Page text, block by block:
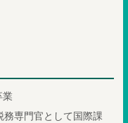
業
専門官として国際課